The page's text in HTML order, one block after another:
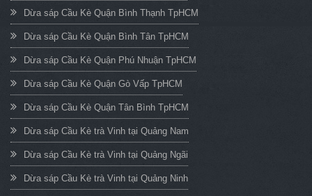
Dừa sáp Cầu Kè Quận Bình Thạnh TpHCM
Dừa sáp Cầu Kè Quận Bình Tân TpHCM
Dừa sáp Cầu Kè Quận Phú Nhuận TpHCM
Dừa sáp Cầu Kè Quận Gò Vấp TpHCM
Dừa sáp Cầu Kè Quận Tân Bình TpHCM
Dừa sáp Cầu Kè trà Vinh tại Quảng Nam
Dừa sáp Cầu Kè trà Vinh tại Quảng Ngãi
Dừa sáp Cầu Kè trà Vinh tại Quảng Ninh